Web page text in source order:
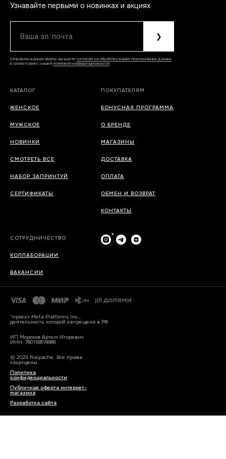
Узнавайте первыми о новинках и акциях
Ваша эл. почта ❯
Отправляя данную форму, вы даете согласие на обработку ваших персональных данных
в соответствии с нашей политикой конфиденциальности
КАТАЛОГ
ЖЕНСКОЕ
МУЖСКОЕ
НОВИНКИ
СМОТРЕТЬ ВСЕ
НАБОР ЗАПРИНТУЙ
СЕРТИФИКАТЫ
ПОКУПАТЕЛЯМ
БОНУСНАЯ ПРОГРАММА
О БРЕНДЕ
МАГАЗИНЫ
ДОСТАВКА
ОПЛАТА
ОБМЕН И ВОЗВРАТ
КОНТАКТЫ
СОТРУДНИЧЕСТВО
КОЛЛАБОРАЦИИ
ВАКАНСИИ
*
*проект Meta Platforms Inc.,
деятельность которой запрещена в РФ
ИП Морозов Артем Игоревич
ИНН: 780158974886
© 2026 Naipache. Все права
защищены.
Политика
конфиденциальности
Публичная оферта интернет-
магазина
Разработка сайта